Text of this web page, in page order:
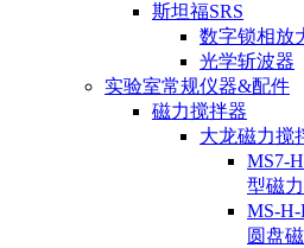
斯坦福SRS
数字锁相放
光学斩波器
实验室常规仪器&配件
磁力搅拌器
大龙磁力搅
MS7-
型磁
MS-
圆盘